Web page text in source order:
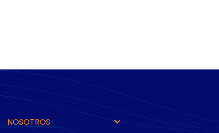
NOSOTROS